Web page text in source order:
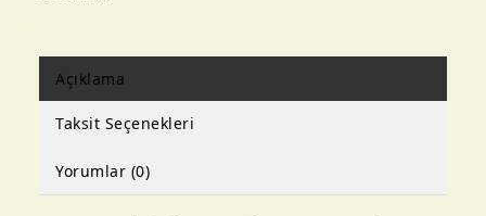
Açıklama
Taksit Seçenekleri
Yorumlar (0)